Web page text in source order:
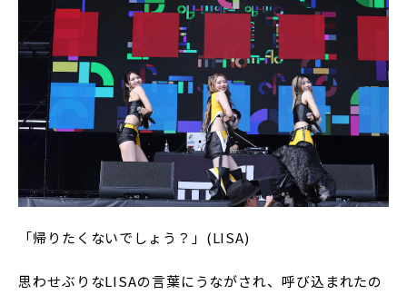
「帰りたくないでしょう？」(LISA)
思わせぶりなLISAの言葉にうながされ、呼び込まれたの